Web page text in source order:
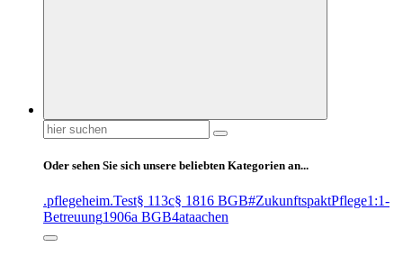
Suchen
nach:
Oder sehen Sie sich unsere beliebten Kategorien an...
.pflegeheim.Test§ 113c§ 1816 BGB#ZukunftspaktPflege1:1-
Betreuung1906a BGB4ataachen